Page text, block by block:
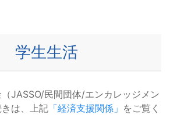
う観点で理解しよう！」のお知ら
ラ競技大会組織委員会＞ 愛知・名
古屋2026大会パブリックビューイ
令和7年9月12日からの大雨に伴う
金【家計急変採用】および貸与奨
学金【緊急採用・応急採用】等の
学生生活
JASSO/民間団体/エンカレッジメン
きは、上記 「経済支援関係」 をご覧く